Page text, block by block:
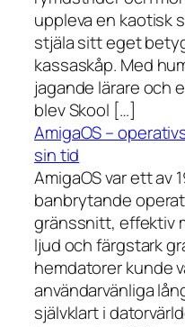
uppleva en kaotisk
stjäla sitt eget
kassaskåp. Med
jagande lärare och
blev Skool […]
AmigaOS –
sin tid
AmigaOS var ett av
banbrytande
gränssnitt, effektiv
ljud och färgstark
hemdatorer kunde
användarvänliga
självklart i